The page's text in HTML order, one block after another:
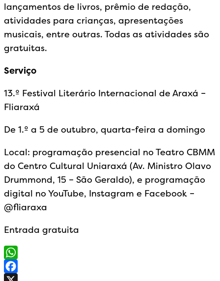
lançamentos de livros, prêmio de redação,
atividades para crianças, apresentações
musicais, entre outras. Todas as atividades são
gratuitas.
Serviço
13.º Festival Literário Internacional de Araxá –
Fliaraxá
De 1.º a 5 de outubro, quarta-feira a domingo
Local: programação presencial no Teatro CBMM
do Centro Cultural Uniaraxá (Av. Ministro Olavo
Drummond, 15 – São Geraldo), e programação
digital no YouTube, Instagram e Facebook –
@‌fliaraxa
Entrada gratuita